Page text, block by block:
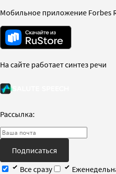
Мобильное приложение Forbes
На сайте работает синтез речи
Рассылка:
Подписаться
Все сразу